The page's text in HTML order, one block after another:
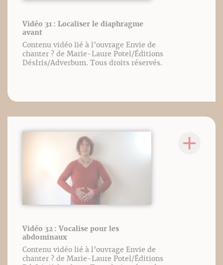
Vidéo 31 : Localiser le diaphragme
avant
Contenu vidéo lié à l’ouvrage Envie de
chanter ? de Marie-Laure Potel/Éditions
DésIris/Adverbum. Tous droits réservés.
Vidéo 32 : Vocalise pour les
abdominaux
Contenu vidéo lié à l’ouvrage Envie de
chanter ? de Marie-Laure Potel/Éditions